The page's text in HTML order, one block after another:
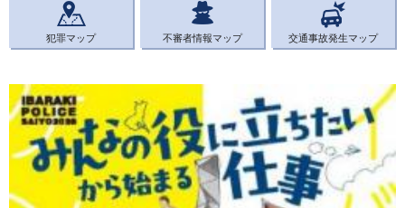
犯罪マップ 不審者情報マップ 交通事故発生マップ